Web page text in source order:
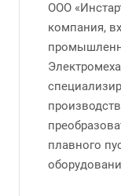
ООО
компания,
плавного